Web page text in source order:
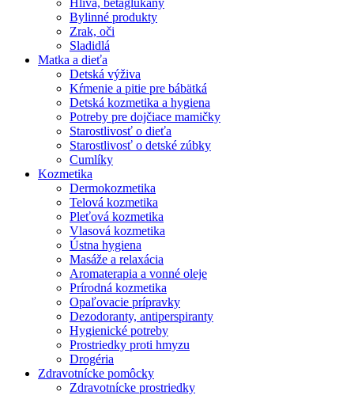
Hliva, betaglukány
Bylinné produkty
Zrak, oči
Sladidlá
Matka a dieťa
Detská výživa
Kŕmenie a pitie pre bábätká
Detská kozmetika a hygiena
Potreby pre dojčiace mamičky
Starostlivosť o dieťa
Starostlivosť o detské zúbky
Cumlíky
Kozmetika
Dermokozmetika
Telová kozmetika
Pleťová kozmetika
Vlasová kozmetika
Ústna hygiena
Masáže a relaxácia
Aromaterapia a vonné oleje
Prírodná kozmetika
Opaľovacie prípravky
Dezodoranty, antiperspiranty
Hygienické potreby
Prostriedky proti hmyzu
Drogéria
Zdravotnícke pomôcky
Zdravotnícke prostriedky